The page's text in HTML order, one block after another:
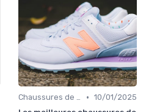
Chaussures de Randonnée • 10/01/2025